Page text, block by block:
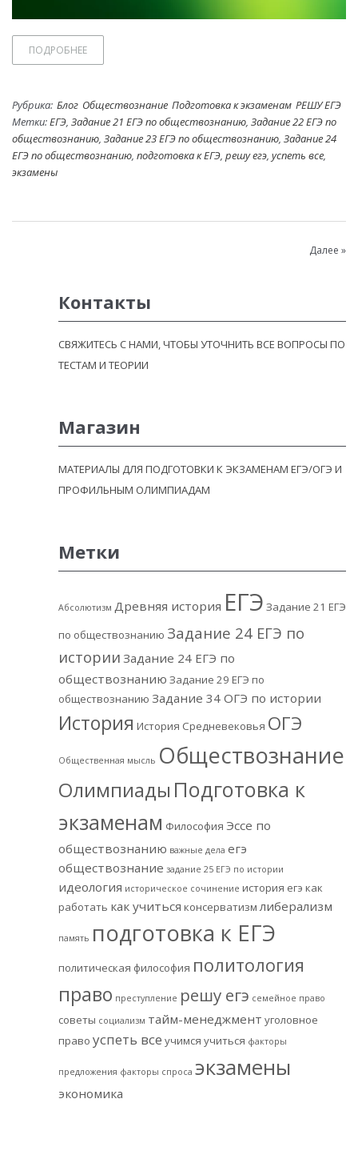
ПОДРОБНЕЕ
Рубрика: Блог Обществознание Подготовка к экзаменам РЕШУ ЕГЭ
Метки:ЕГЭ, Задание 21 ЕГЭ по обществознанию, Задание 22 ЕГЭ по
обществознанию, Задание 23 ЕГЭ по обществознанию, Задание 24
ЕГЭ по обществознанию, подготовка к ЕГЭ, решу егэ, успеть все,
экзамены
Далее »
Контакты
СВЯЖИТЕСЬ С НАМИ, ЧТОБЫ УТОЧНИТЬ ВСЕ ВОПРОСЫ ПО
ТЕСТАМ И ТЕОРИИ
Магазин
МАТЕРИАЛЫ ДЛЯ ПОДГОТОВКИ К ЭКЗАМЕНАМ ЕГЭ/ОГЭ И
ПРОФИЛЬНЫМ ОЛИМПИАДАМ
Метки
Абсолютизм Древняя история ЕГЭ Задание 21 ЕГЭ
по обществознанию Задание 24 ЕГЭ по
истории Задание 24 ЕГЭ по
обществознанию Задание 29 ЕГЭ по
обществознанию Задание 34 ОГЭ по истории
История История Средневековья ОГЭ
Общественная мысль Обществознание
Олимпиады Подготовка к
экзаменам Философия Эссе по
обществознанию важные дела егэ
обществознание задание 25 ЕГЭ по истории
идеология историческое сочинение история егэ как
работать как учиться консерватизм либерализм
память подготовка к ЕГЭ
политическая философия политология
право преступление решу егэ семейное право
советы социализм тайм-менеджмент уголовное
право успеть все учимся учиться факторы
предложения факторы спроса экзамены
экономика